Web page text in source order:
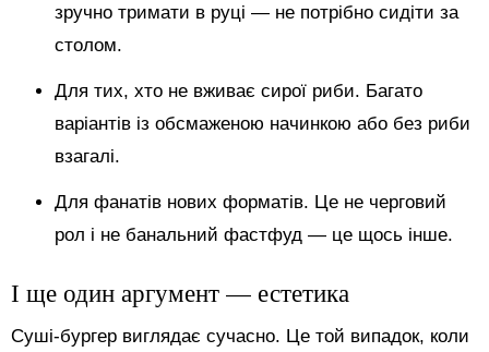
зручно тримати в руці — не потрібно сидіти за
столом.
Для тих, хто не вживає сирої риби. Багато
варіантів із обсмаженою начинкою або без риби
взагалі.
Для фанатів нових форматів. Це не черговий
рол і не банальний фастфуд — це щось інше.
І ще один аргумент — естетика
Суші-бургер виглядає сучасно. Це той випадок, коли